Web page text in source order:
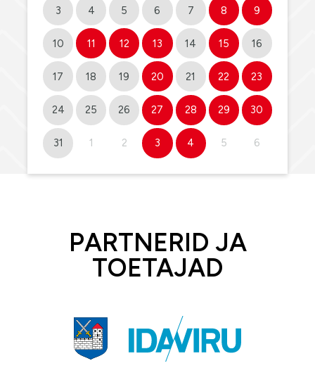
3 4 5 6 7 8 9
10 11 12 13 14 15 16
17 18 19 20 21 22 23
24 25 26 27 28 29 30
31 1 2 3 4 5 6
PARTNERID JA
TOETAJAD